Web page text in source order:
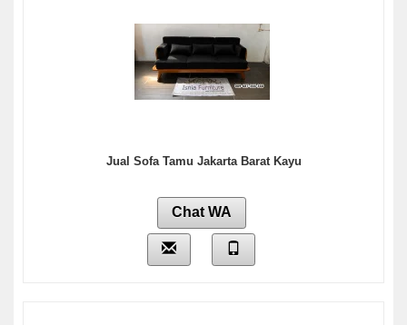
Jual Sofa Tamu Jakarta Barat Kayu
Chat WA